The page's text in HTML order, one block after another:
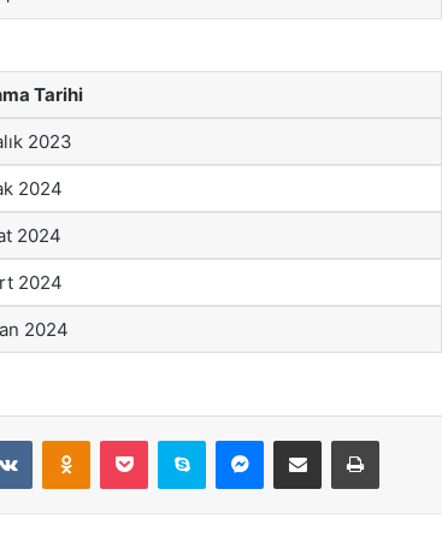
Tarihi
2023
2024
2024
2024
2024
VKontakteOdnoklassniki
Pocket Skype Messenger
E-Posta ile paylaş Yazdır